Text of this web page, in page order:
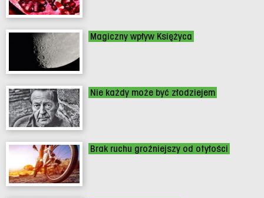
Magiczny wpływ Księżyca
Nie każdy może być złodziejem
Brak ruchu groźniejszy od otyłości